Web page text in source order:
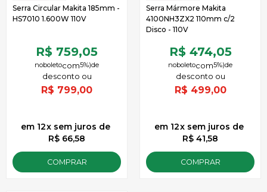
Serra Circular Makita 185mm -
HS7010 1.600W 110V
R$ 759,05
de
5%)
noboleto
R$ 799,00
12x
de
R$ 66,58
sem juros
COMPRAR
Serra Mármore Makita
4100NH3ZX2 110mm c/2
Disco - 110V
R$ 474,05
de
5%)
noboleto
R$ 499,00
12x
de
R$ 41,58
sem juros
COMPRAR